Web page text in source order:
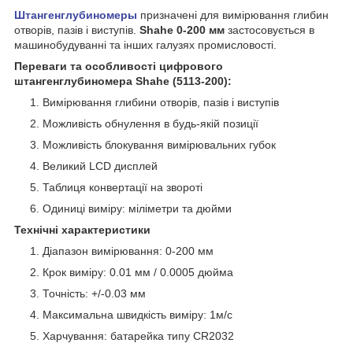
Штангенглубиномеры призначені для вимірювання глибин
отворів, пазів і виступів. Shahe 0-200 мм застосовується в
машинобудуванні та інших галузях промисловості.
Переваги та особливості цифрового
штангенглубиномера Shahe (5113-200):
Вимірювання глибини отворів, пазів і виступів
Можливість обнулення в будь-якій позиції
Можливість блокування вимірювальних губок
Великий LCD дисплей
Таблиця конвертації на звороті
Одиниці виміру: міліметри та дюйми
Технічні характеристики
Діапазон вимірювання: 0-200 мм
Крок виміру: 0.01 мм / 0.0005 дюйма
Точність: +/-0.03 мм
Максимальна швидкість виміру: 1м/с
Харчування: батарейка типу CR2032